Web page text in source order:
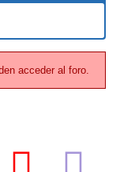
acceder al foro.